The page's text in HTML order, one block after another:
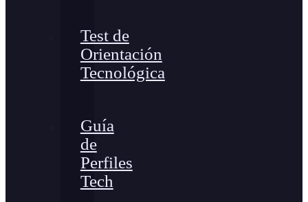
Test de
Orientación
Tecnológica
Guía
de
Perfiles
Tech